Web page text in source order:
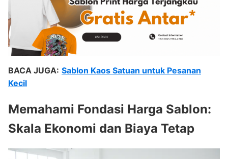
BACA JUGA: Sablon Kaos Satuan untuk Pesanan
Kecil
Memahami Fondasi Harga Sablon:
Skala Ekonomi dan Biaya Tetap